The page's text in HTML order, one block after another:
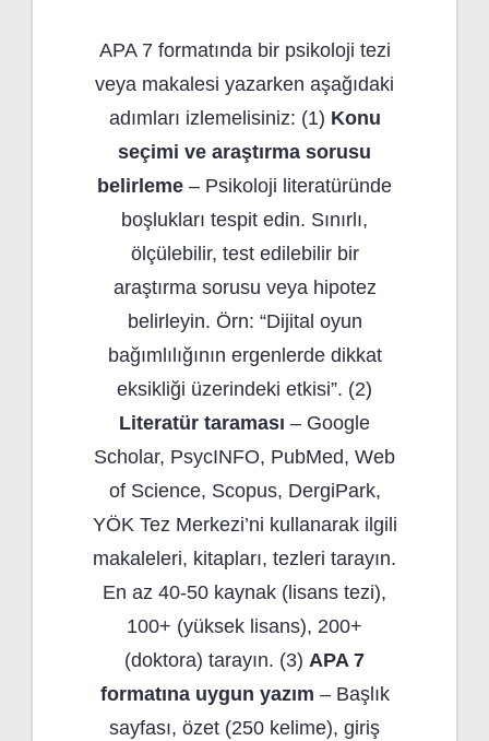
APA 7 formatında bir psikoloji tezi
veya makalesi yazarken aşağıdaki
adımları izlemelisiniz: (1) Konu
seçimi ve araştırma sorusu
belirleme – Psikoloji literatüründe
boşlukları tespit edin. Sınırlı,
ölçülebilir, test edilebilir bir
araştırma sorusu veya hipotez
belirleyin. Örn: “Dijital oyun
bağımlılığının ergenlerde dikkat
eksikliği üzerindeki etkisi”. (2)
Literatür taraması – Google
Scholar, PsycINFO, PubMed, Web
of Science, Scopus, DergiPark,
YÖK Tez Merkezi’ni kullanarak ilgili
makaleleri, kitapları, tezleri tarayın.
En az 40-50 kaynak (lisans tezi),
100+ (yüksek lisans), 200+
(doktora) tarayın. (3) APA 7
formatına uygun yazım – Başlık
sayfası, özet (250 kelime), giriş